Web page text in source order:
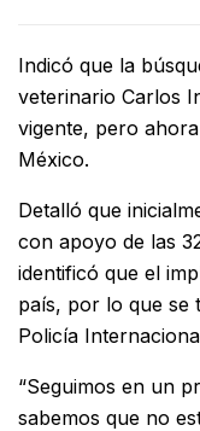
Indicó que la
veterinario Carlos
vigente, pero
México.
Detalló que
con apoyo de las
identificó que el
país, por lo que se
Policía
“Seguimos en un
sabemos que no